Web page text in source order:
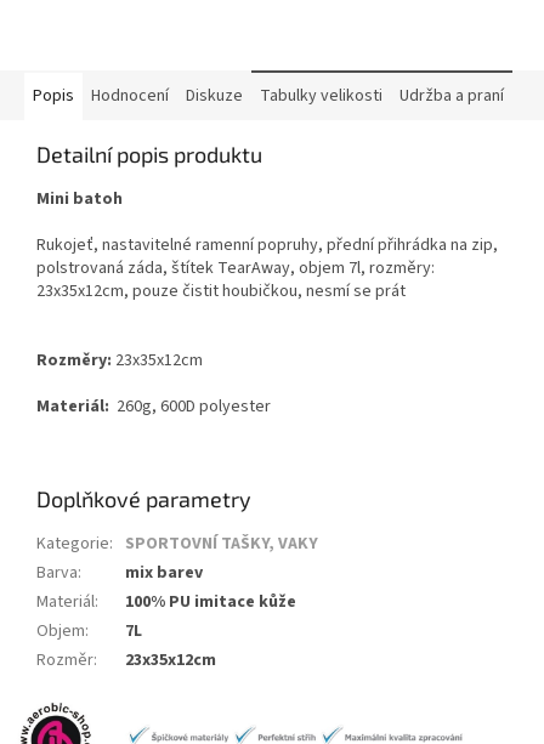
Popis Hodnocení Diskuze Tabulky velikosti Udržba a praní
Detailní popis produktu
Mini batoh
Rukojeť, nastavitelné ramenní popruhy, přední přihrádka na zip,
polstrovaná záda, štítek TearAway, objem 7l, rozměry:
23x35x12cm, pouze čistit houbičkou, nesmí se prát
Rozměry: 23x35x12cm
Materiál: 260g, 600D polyester
Doplňkové parametry
Kategorie: SPORTOVNÍ TAŠKY, VAKY
Barva:
mix barev
Materiál:
100% PU imitace kůže
Objem:
7L
Rozměr: 23x35x12cm